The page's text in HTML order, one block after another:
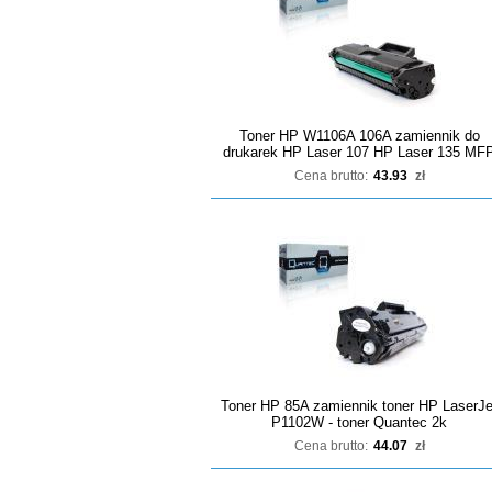
Toner HP W1106A 106A zamiennik do
drukarek HP Laser 107 HP Laser 135
Cena brutto: 43.93 zł
Toner HP 85A zamiennik toner HP
P1102W - toner Quantec 2k
Cena brutto: 44.07 zł